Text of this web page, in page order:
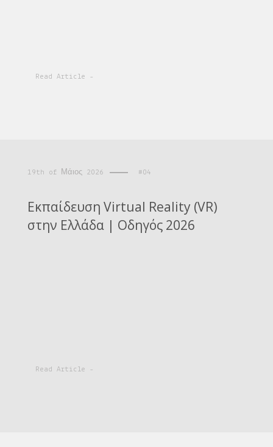
Read Article -
19th of Μάιος 2026 #04
Εκπαίδευση Virtual Reality (VR)
στην Ελλάδα | Οδηγός 2026
Read Article -